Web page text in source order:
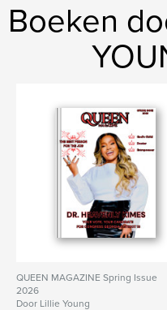
Boeken
QUEEN MAGAZINE Spring Issue
2026
Door Lillie Young